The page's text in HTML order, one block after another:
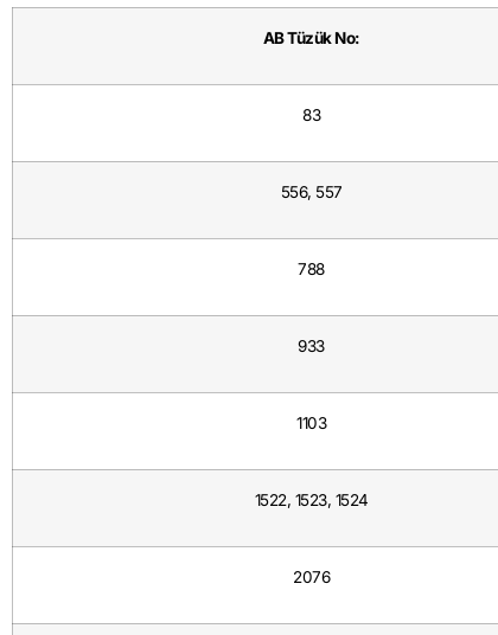
AB Tüzük No:
83
556, 557
788
933
1103
1522, 1523, 1524
2076